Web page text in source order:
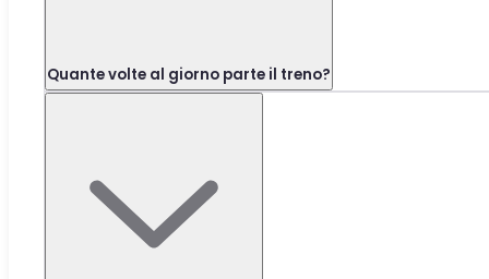
Quante volte al giorno parte il treno?